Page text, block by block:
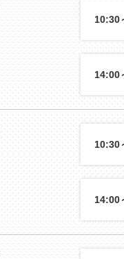
10:30
14:00
10:30
14:00